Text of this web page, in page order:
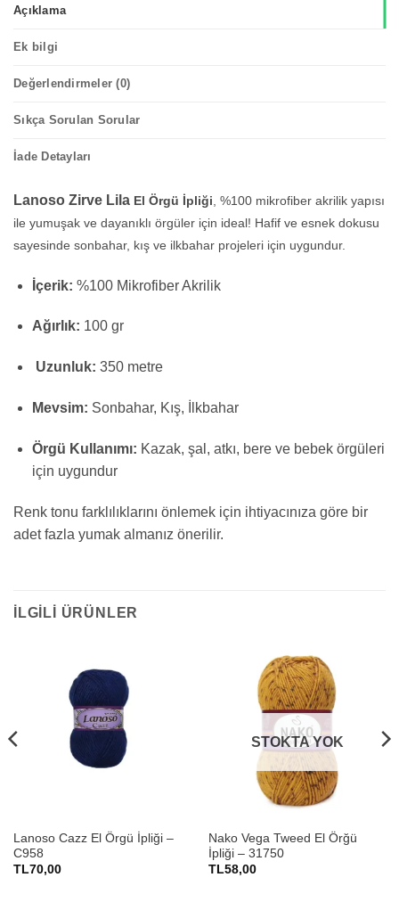
Açıklama
Ek bilgi
Değerlendirmeler (0)
Sıkça Sorulan Sorular
İade Detayları
Lanoso Zirve Lila El Örgü İpliği , %100 mikrofiber akrilik yapısı
ile yumuşak ve dayanıklı örgüler için ideal! Hafif ve esnek dokusu
sayesinde sonbahar, kış ve ilkbahar projeleri için uygundur.
İçerik: %100 Mikrofiber Akrilik
Ağırlık: 100 gr
Uzunluk: 350 metre
Mevsim: Sonbahar, Kış, İlkbahar
Örgü Kullanımı: Kazak, şal, atkı, bere ve bebek örgüleri
için uygundur
Renk tonu farklılıklarını önlemek için ihtiyacınıza göre bir
adet fazla yumak almanız önerilir.
İLGILI ÜRÜNLER
Lanoso Cazz El Örgü İpliği –
C958
TL70,00
STOKTA YOK
Nako Vega Tweed El Örğü
İpliği – 31750
TL58,00